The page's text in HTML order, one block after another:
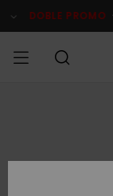
del
DOBLE PROMO